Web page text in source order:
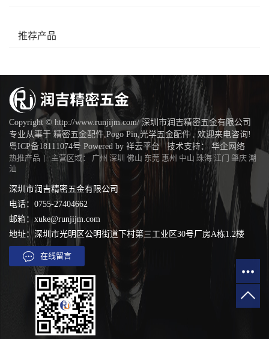
推荐产品
Copyright © http://www.runjijm.com/ 深圳市润吉精密五金有限公司
专业从事于精密五金配件,Pogo Pin,光学五金配件, 欢迎来电咨询!
粤ICP备18111074号 Powered by 祥云平台技术支持： 华企网络
热推产品 | 主营区域： 广州 深圳 佛山 东莞 惠州 中山 珠海 江门 肇庆 潮
汕
深圳市润吉精密五金有限公司
电话：0755-27404662
邮箱：xuke@runjijm.com
地址：深圳市光明区公明街道下村第三工业区30号厂房A栋1.2楼
在线留言